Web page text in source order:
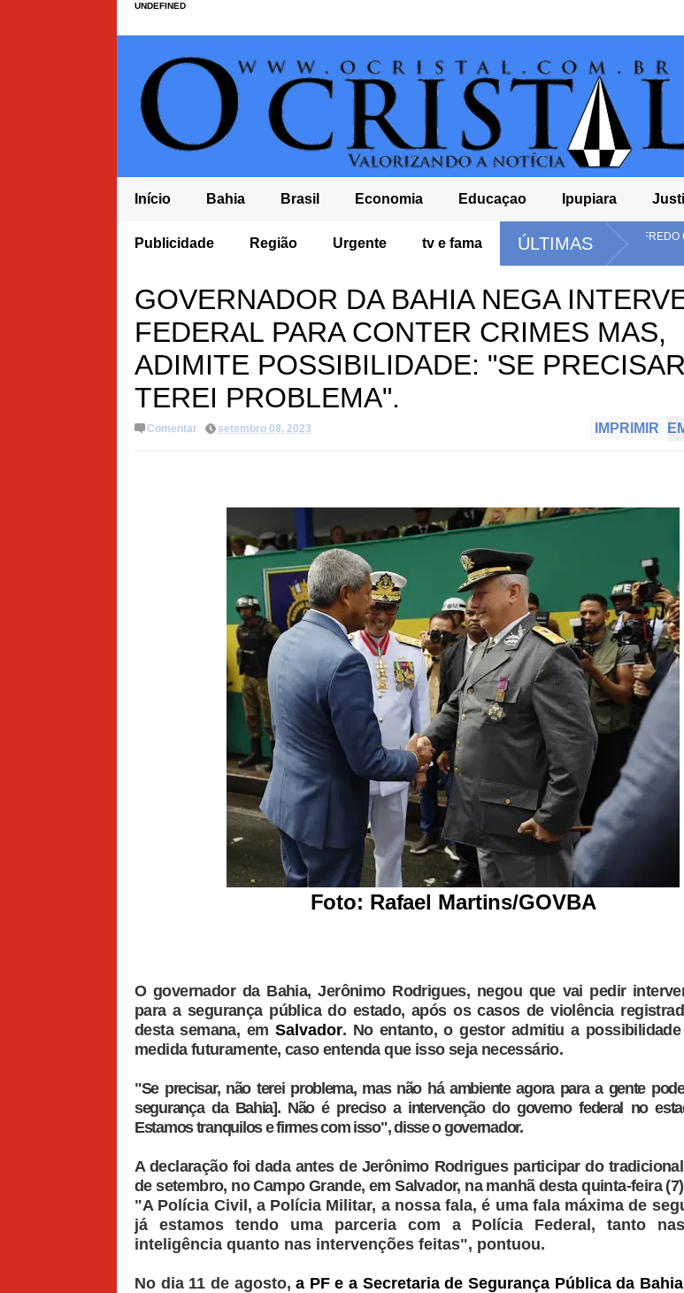
UNDEFINED
Início Bahia Brasil Economia Educaçao Ipupiara
Publicidade Região Urgente tv e fama ÚLTIMAS
DE 20 MIL PÉS DE MACONHA É ERRADICADA EM MULUNGU DO
FLÁVIO ANUNCIA ALFREDO GASPAR COMO VICE EM
PRESIDÊNCIA
GOVERNADOR DA BAHIA NEGA
FEDERAL PARA CONTER CRIMES MAS,
ADIMITE POSSIBILIDADE: "SE
TEREI PROBLEMA".
Comentar setembro 08, 2023 IMPRIMIR
Foto: Rafael Martins/GOVBA
O governador da Bahia, Jerônimo Rodrigues, negou que vai pedir
para a segurança pública do estado, após os casos de violência
desta semana, em Salvador. No entanto, o gestor admitiu a
medida futuramente, caso entenda que isso seja necessário.
"Se precisar, não terei problema, mas não há ambiente agora para a gente
segurança da Bahia]. Não é preciso a intervenção do governo federal no
Estamos tranquilos e firmes com isso", disse o governador.
A declaração foi dada antes de Jerônimo Rodrigues participar do
de setembro, no Campo Grande, em Salvador, na manhã desta quinta-feira
"A Polícia Civil, a Polícia Militar, a nossa fala, é uma fala máxima de
já estamos tendo uma parceria com a Polícia Federal, tanto
inteligência quanto nas intervenções feitas", pontuou.
No dia 11 de agosto, a PF e a Secretaria de Segurança Pública da